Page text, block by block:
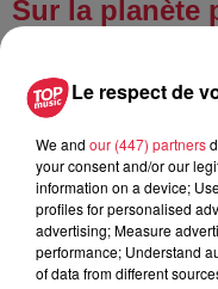
Sur la planète
Le respect de
We and our (447) partners
your consent and/or our
information on a device;
profiles for personalised
advertising; Measure
performance; Understand
of data from different